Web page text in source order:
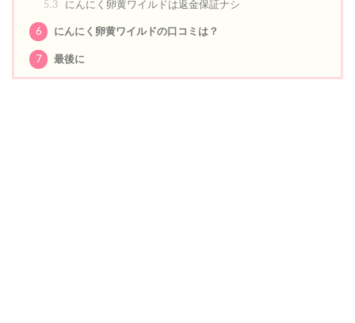
5.3 にんにく卵黄ワイルドは返金保証ナシ
6 にんにく卵黄ワイルドの口コミは？
7 最後に